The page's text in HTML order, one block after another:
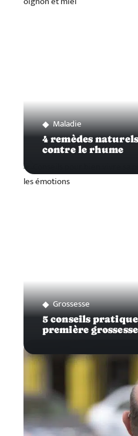
Maladie
4 remèdes
contre le rhume
Grossesse
5 conseils
première grossesse